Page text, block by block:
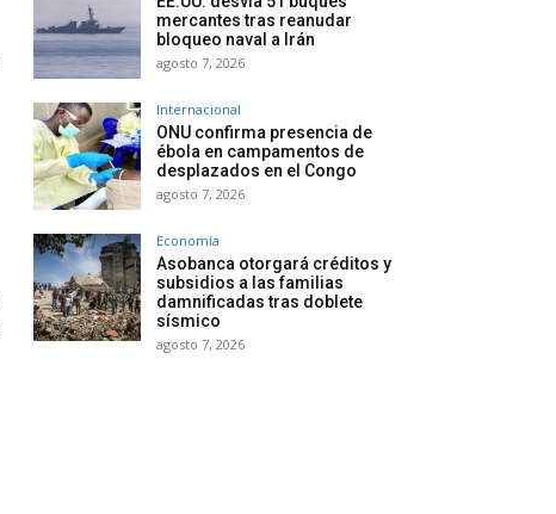
mercantes tras reanudar
bloqueo naval a Irán
agosto 7, 2026
Internacional
ONU confirma presencia de
ébola en campamentos de
desplazados en el Congo
agosto 7, 2026
Economía
Asobanca otorgará créditos y
subsidios a las familias
damnificadas tras doblete
sísmico
agosto 7, 2026